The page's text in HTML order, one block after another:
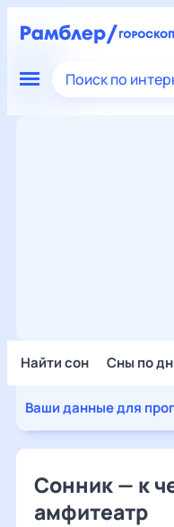
Поиск по
Найти сон Сны по
Ваши данные для
Сонник — к
амфитеатр